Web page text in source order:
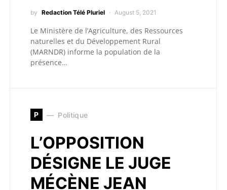
by Redaction Télé Pluriel August 5, 2021
Le Ministère de l’Agriculture, des Ressources
naturelles et du Développement Rural
(MARNDR) informe la population de la
présence…
P Politique
L’OPPOSITION
DÉSIGNE LE JUGE
MÉCÈNE JEAN